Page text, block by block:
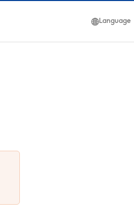
Language